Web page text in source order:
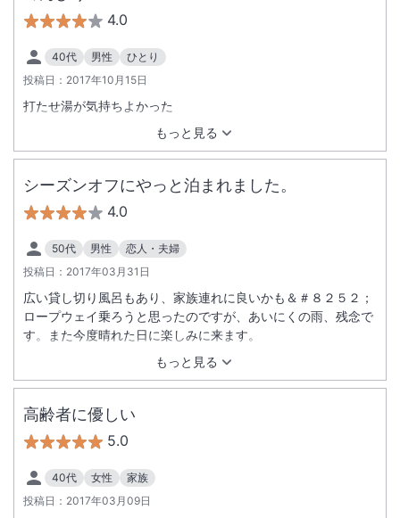
4.0
40代 男性
ひとり
投稿日： 2017年10月15日
もっと見る
打たせ湯が気持ちよかった
シーズンオフにやっと泊まれました。
4.0
50代 男性
恋人・夫婦
投稿日： 2017年03月31日
もっと見る
広い貸し切り風呂もあり、家族連れに良いかも＆＃８２５２；
ロープウェイ乗ろうと思ったのですが、あいにくの雨、残念で
す。また今度晴れた日に楽しみに来ます。
高齢者に優しい
5.0
40代 女性
家族
投稿日： 2017年03月09日